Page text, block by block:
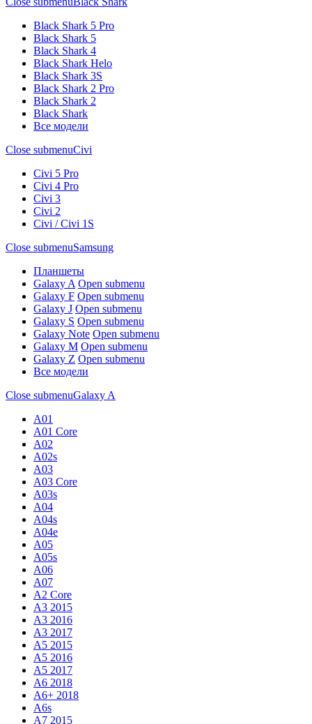
Black Shark 5 Pro
Black Shark 5
Black Shark 4
Black Shark Helo
Black Shark 3S
Black Shark 2 Pro
Black Shark 2
Black Shark
Все модели
Close submenuCivi
Civi 5 Pro
Civi 4 Pro
Civi 3
Civi 2
Civi / Civi 1S
Close submenuSamsung
Планшеты
Galaxy A Open submenu
Galaxy F Open submenu
Galaxy J Open submenu
Galaxy S Open submenu
Galaxy Note Open submenu
Galaxy M Open submenu
Galaxy Z Open submenu
Все модели
Close submenuGalaxy A
A01
A01 Core
A02
A02s
A03
A03 Core
A03s
A04
A04s
A04e
A05
A05s
A06
A07
A2 Core
A3 2015
A3 2016
A3 2017
A5 2015
A5 2016
A5 2017
A6 2018
A6+ 2018
A6s
A7 2015